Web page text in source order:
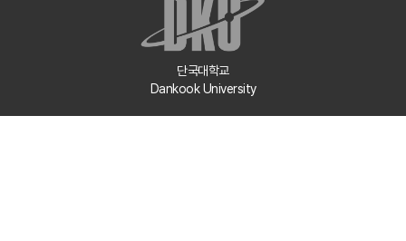
단국대학교
Dankook University